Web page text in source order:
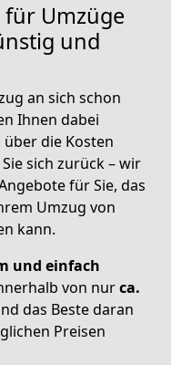
Umzüge
und
an sich schon
Ihnen dabei
die Kosten
sich zurück – wir
für Sie, das
Umzug von
kann.
und einfach
von nurca.
das Beste daran
Preisen